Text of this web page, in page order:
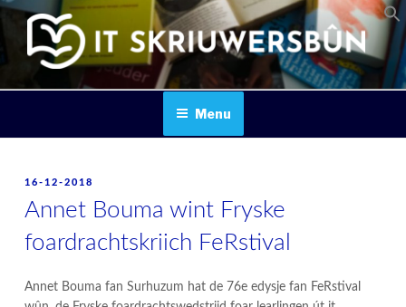
Skip
content
IT SKRIUWERSBOUN
Menu
POSTED
16-12-2018
Annet Bouma wint Fryske
foardrachtskriich FeRstival
Annet Bouma fan Surhuzum hat de 76e edysje fan FeRstival